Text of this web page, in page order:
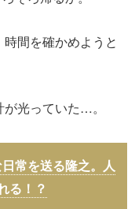
間を確かめようと
光っていた…。
常を送る隆之。人
る！？